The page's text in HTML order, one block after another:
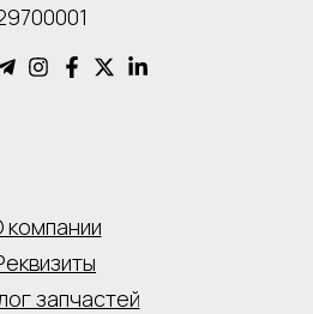
компании
запчастей